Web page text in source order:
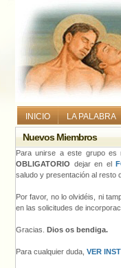
INICIO LA PALABRA
Nuevos Miembros
Para unirse a este grupo es
OBLIGATORIO dejar en el
saludo y presentación al resto
Por favor, no lo olvidéis, ni
en las solicitudes de
Gracias. Dios os bendiga.
Para cualquier duda, VER